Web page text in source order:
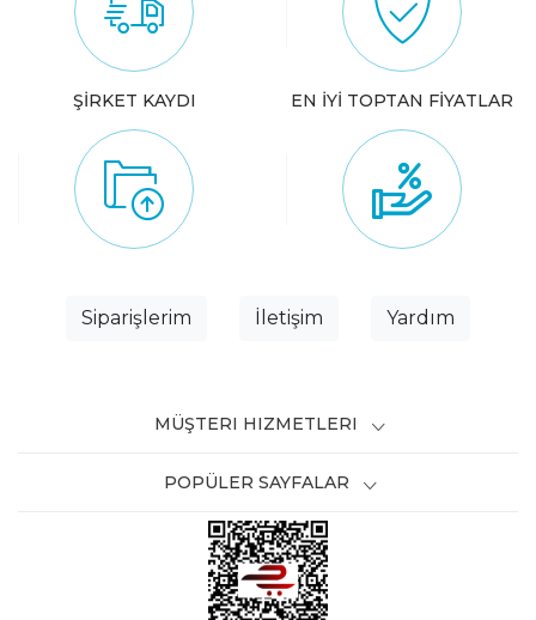
ŞİRKET KAYDI EN İYİ TOPTAN FİYATLAR
Siparişlerim İletişim Yardım
MÜŞTERI HIZMETLERI
POPÜLER SAYFALAR